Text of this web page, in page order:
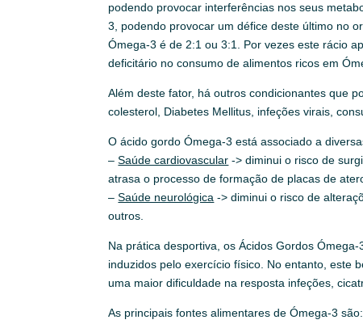
podendo provocar interferências nos seus
3, podendo provocar um défice deste último no
Ómega-3 é de 2:1 ou 3:1. Por vezes este rácio
deficitário no consumo de alimentos ricos em
Além deste fator, há outros condicionantes que
colesterol, Diabetes Mellitus, infeções virais,
O ácido gordo Ómega-3 está associado a
–Saúde cardiovascular -> diminui o risco de
atrasa o processo de formação de placas de
–Saúde neurológica -> diminui o risco de
outros.
Na prática desportiva, os Ácidos Gordos
induzidos pelo exercício físico. No entanto, este
uma maior dificuldade na resposta infeções,
As principais fontes alimentares de Ómega-3 são: